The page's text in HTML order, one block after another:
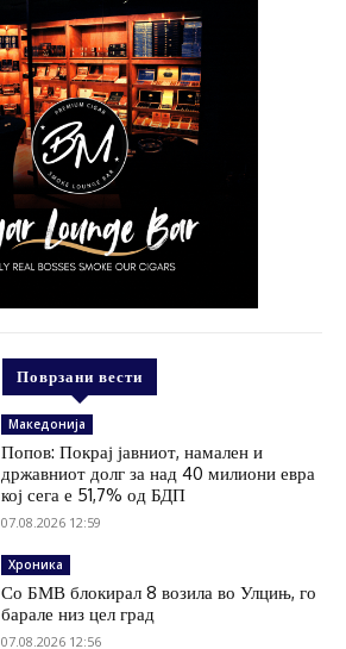
Поврзани вести
Македонија
Попов: Покрај јавниот, намален и
државниот долг за над 40 милиони евра
кој сега е 51,7% од БДП
07.08.2026 12:59
Хроника
Со БМВ блокирал 8 возила во Улцињ, го
барале низ цел град
07.08.2026 12:56